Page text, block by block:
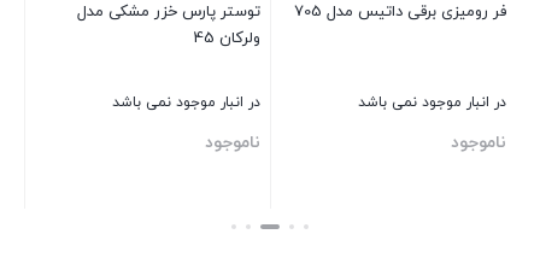
فر روميزی برقی داتیس مدل 705
در انبار موجود نمی باشد
ناموجود
توستر پارس خزر مشکی مدل
ولرکان 45
در انبار موجود نمی باشد
ناموجود
بستن